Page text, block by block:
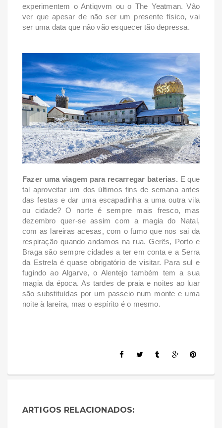
experimentem o Antiqvvm ou o The Yeatman. Vão
ver que apesar de não ser um presente físico, vai
ser uma data que não vão esquecer tão depressa.
Fazer uma viagem para recarregar baterias. E que
tal aproveitar um dos últimos fins de semana antes
das festas e dar uma escapadinha a uma outra vila
ou cidade? O norte é sempre mais fresco, mas
dezembro quer-se assim com a magia do Natal,
com as lareiras acesas, com o fumo que nos sai da
respiração quando andamos na rua. Gerês, Porto e
Braga são sempre cidades a ter em conta e a Serra
da Estrela é quase obrigatório de visitar. Para sul e
fugindo ao Algarve, o Alentejo também tem a sua
magia da época. As tardes de praia e noites ao luar
são substituídas por um passeio num monte e uma
noite à lareira, mas o espírito é o mesmo.
ARTIGOS RELACIONADOS: